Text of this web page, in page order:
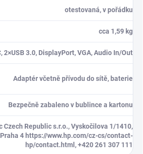
otestovaná, v pořádku
cca 1,59 kg
2×USB 3.0, DisplayPort, VGA, Audio In/Out
Adaptér včetně přívodu do sítě, baterie
Bezpečně zabaleno v bublince a kartonu
Czech Republic s.r.o., Vyskočilova 1/1410,
4 https://www.hp.com/cz-cs/contact-
hp/contact.html, +420 261 307 111